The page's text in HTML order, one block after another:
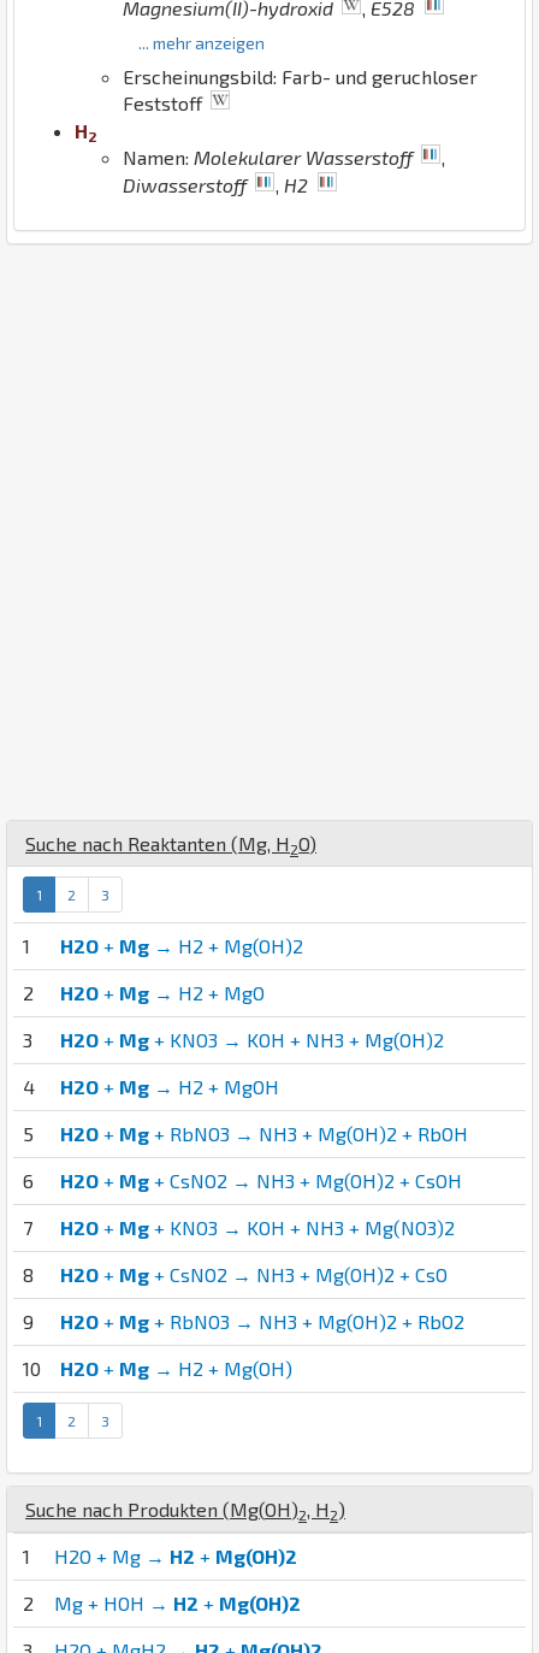
Magnesium(II)-hydroxid
E528
... mehr anzeigen
Erscheinungsbild: Farb- und geruchloser
Feststoff
H2
Namen: Molekularer Wasserstoff
,
Diwasserstoff
, H2
Suche nach Reaktanten (Mg, H 2O)
1 2 3
1 H2O + Mg → H2 + Mg(OH)2
2 H2O + Mg → H2 + MgO
3 H2O + Mg + KNO3 → KOH + NH3 + Mg(OH)2
4 H2O + Mg → H2 + MgOH
5 H2O + Mg + RbNO3 → NH3 + Mg(OH)2 + RbOH
6 H2O + Mg + CsNO2 → NH3 + Mg(OH)2 + CsOH
7 H2O + Mg + KNO3 → KOH + NH3 + Mg(NO3)2
8 H2O + Mg + CsNO2 → NH3 + Mg(OH)2 + CsO
9 H2O + Mg + RbNO3 → NH3 + Mg(OH)2 + RbO2
10 H2O + Mg → H2 + Mg(OH)
1 2 3
Suche nach Produkten (Mg(OH)2, H 2)
1 H2O + Mg → H2 + Mg(OH)2
2 Mg + HOH → H2 + Mg(OH)2